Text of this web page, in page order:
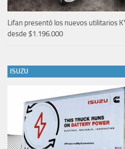
Lifan presentó los nuevos utilitarios
desde $1.196.000
ISUZU